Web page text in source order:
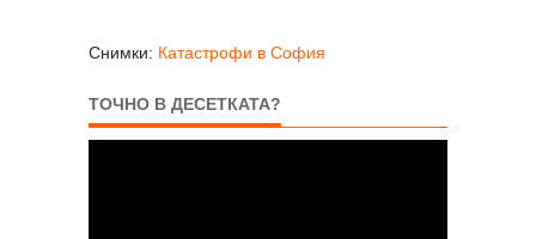
Снимки: Катастрофи в София
ТОЧНО В ДЕСЕТКАТА?